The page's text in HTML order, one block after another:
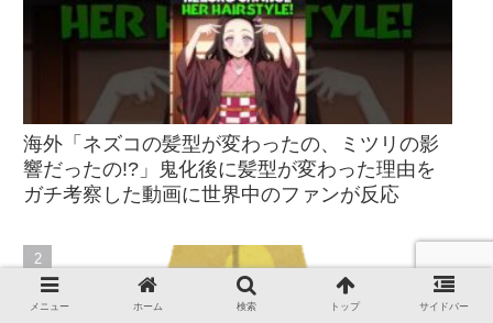
海外「ネズコの髪型が変わったの、ミツリの影
響だったの!?」鬼化後に髪型が変わった理由を
ガチ考察した動画に世界中のファンが反応
メニュー ホーム 検索 トップ サイドバー